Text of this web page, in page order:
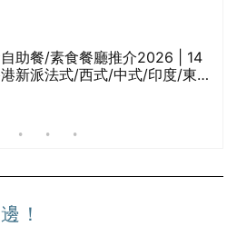
助餐/素食餐廳推介2026 | 14
新派法式/西式/中式/印度/東南
！